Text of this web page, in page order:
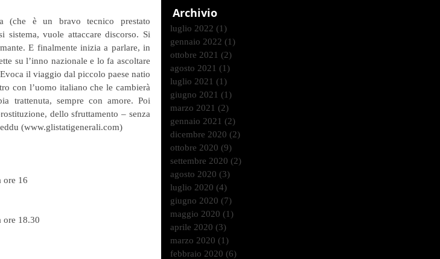
(che è un bravo tecnico prestato
sistema, vuole attaccare discorso. Si
E finalmente inizia a parlare, in
su l’inno nazionale e lo fa ascoltare
il viaggio dal piccolo paese natio
con l’uomo italiano che le cambierà
sempre con amore. Poi
dello sfruttamento – senza
(www.glistatigenerali.com)
ore 16
ore 18.30
Archivio
luglio 2022 (1)
gennaio 2022 (1)
ottobre 2021 (2)
agosto 2021 (1)
luglio 2021 (1)
giugno 2021 (1)
marzo 2021 (2)
gennaio 2021 (2)
dicembre 2020 (2)
ottobre 2020 (9)
settembre 2020 (2)
agosto 2020 (3)
luglio 2020 (4)
giugno 2020 (7)
maggio 2020 (1)
aprile 2020 (3)
marzo 2020 (1)
febbraio 2020 (6)